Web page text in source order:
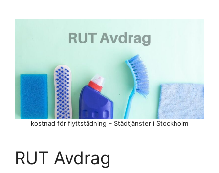
RUT Avdrag
kostnad för flyttstädning – Städtjänster i Stockholm